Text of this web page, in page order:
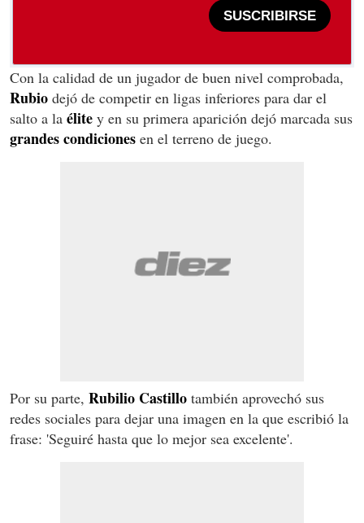
SUSCRIBIRSE
Con la calidad de un jugador de buen nivel comprobada,
Rubio dejó de competir en ligas inferiores para dar el
salto a la élite y en su primera aparición dejó marcada sus
grandes condiciones en el terreno de juego.
Por su parte, Rubilio Castillo también aprovechó sus
redes sociales para dejar una imagen en la que escribió la
frase: 'Seguiré hasta que lo mejor sea excelente'.